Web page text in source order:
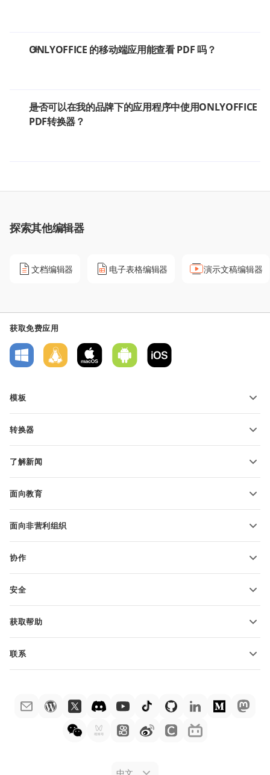
ONLYOFFICE 的移动端应用能查看 PDF 吗？
是否可以在我的品牌下的应用程序中使用ONLYOFFICE
PDF转换器？
探索其他编辑器
文档编辑器 电子表格编辑器 演示文稿编辑器
获取免费应用
模板
文本文档模板
转换器
转换电子表格
了解新闻
面向教育
适用于教育人士
面向非营利组织
申请免费帐户
协作
翻译人员
安全
获取帮助
帮助中心
白皮书
联系
媒体咨询
press@onlyoffice.com
中文